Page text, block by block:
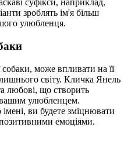
суфікси, наприклад,
зроблять ім'я більш
улюбленця.
собаки, може впливати на її
світу. Кличка Янель
любові, що створить
улюбленцем.
ви будете зміцнювати
емоціями.